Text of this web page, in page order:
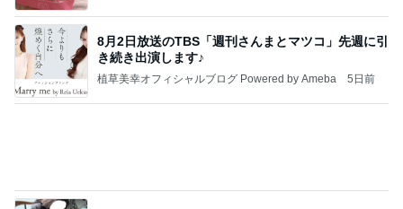
8月2日放送のTBS「週刊さんまとマツコ」先週に引
き続き出演します♪
植草美幸オフィシャルブログ Powered by Ameba 5日前